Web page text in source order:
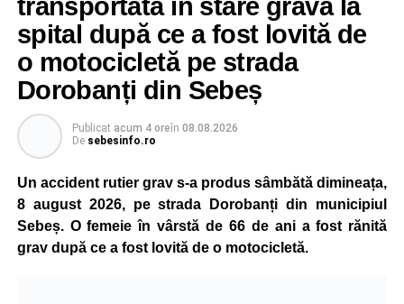
transportată în stare gravă la
spital după ce a fost lovită de
o motocicletă pe strada
Dorobanți din Sebeș
Publicat acum 4 oreîn 08.08.2026
De sebesinfo.ro
Un accident rutier grav s-a produs sâmbătă dimineața,
8 august 2026, pe strada Dorobanți din municipiul
Sebeș. O femeie în vârstă de 66 de ani a fost rănită
grav după ce a fost lovită de o motocicletă.